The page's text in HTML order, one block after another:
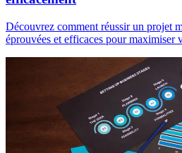
Découvrez comment réussir un projet
éprouvées et efficaces pour maximiser